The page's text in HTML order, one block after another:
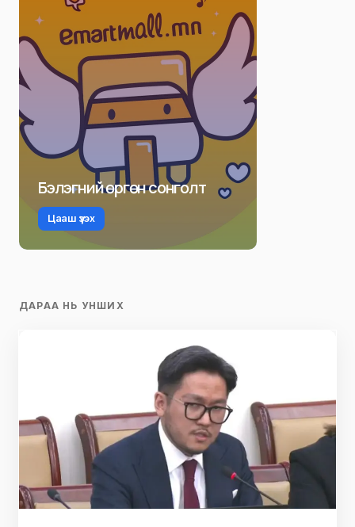
Бэлэгний өргөн сонголт
Цааш үзэх
ДАРАА НЬ УНШИХ